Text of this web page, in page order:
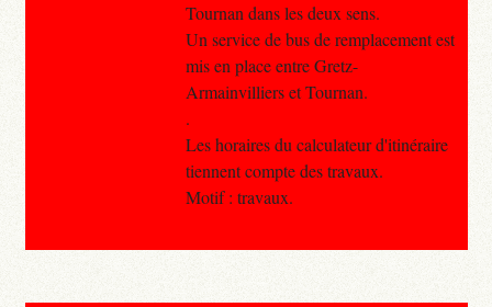
Tournan dans les deux sens.
Un service de bus de remplacement est
mis en place entre Gretz-
Armainvilliers et Tournan.
.
Les horaires du calculateur d'itinéraire
tiennent compte des travaux.
Motif : travaux.